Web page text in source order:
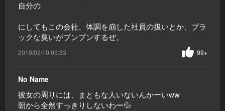
自分の
にしてもこの会社、体調を崩した社員の扱いとか、ブラ
ックな臭いがプンプンするぜ。
2019/02/10 05:33 99+
No Name
彼女の周りには、まともな人いないんかーいww
朝から全然すっきりしないわー💦